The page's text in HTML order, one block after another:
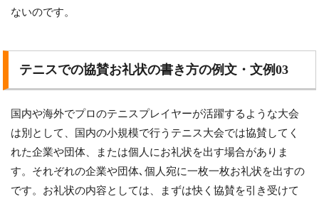
ないのです。
テニスでの協賛お礼状の書き方の例文・文例03
国内や海外でプロのテニスプレイヤーが活躍するような大会
は別として、国内の小規模で行うテニス大会では協賛してく
れた企業や団体、または個人にお礼状を出す場合がありま
す。それぞれの企業や団体､個人宛に一枚一枚お礼状を出すの
です。お礼状の内容としては、まずは快く協賛を引き受けて